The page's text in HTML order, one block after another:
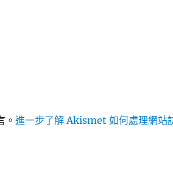
。進一步了解 Akismet 如何處理網站